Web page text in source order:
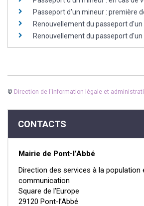
Passeport d'un mineur : première
Renouvellement du passeport
Renouvellement du passeport
© Direction de l'information légale et
CONTACTS
Mairie de Pont-l’Abbé
Direction des services à la population
communication
Square de l’Europe
29120 Pont-l’Abbé